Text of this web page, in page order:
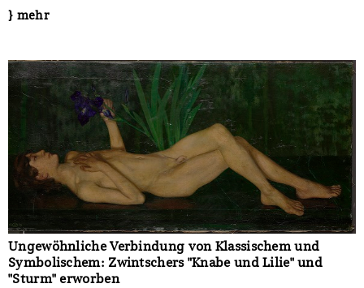
} mehr
Ungewöhnliche Verbindung von Klassischem und
Symbolischem: Zwintschers "Knabe und Lilie" und
"Sturm" erworben